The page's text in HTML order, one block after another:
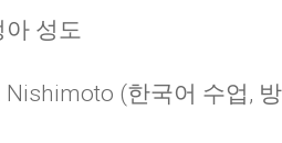
아 성도
(한국어 수업,